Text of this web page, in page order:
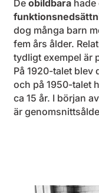
De obildbara hade
dog många barn
fem års ålder.
tydligt exempel är
På 1920-talet blev
och på 1950-talet
ca 15 år. I början
är